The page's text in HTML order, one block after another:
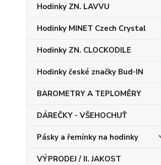
Hodinky ZN. LAVVU
Hodinky MINET Czech Crystal
Hodinky ZN. CLOCKODILE
Hodinky české značky Bud-IN
BAROMETRY A TEPLOMĚRY
DÁREČKY - VŠEHOCHUŤ
Pásky a řemínky na hodinky
VÝPRODEJ / II. JAKOST